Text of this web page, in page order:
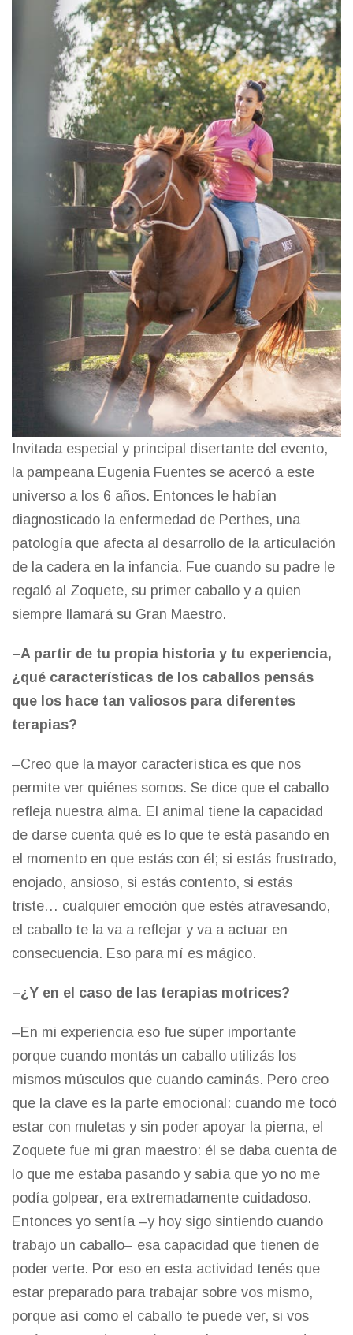
Invitada especial y principal disertante del evento,
la pampeana Eugenia Fuentes se acercó a este
universo a los 6 años. Entonces le habían
diagnosticado la enfermedad de Perthes, una
patología que afecta al desarrollo de la articulación
de la cadera en la infancia. Fue cuando su padre le
regaló al Zoquete, su primer caballo y a quien
siempre llamará su Gran Maestro.
–A partir de tu propia historia y tu experiencia,
¿qué características de los caballos pensás
que los hace tan valiosos para diferentes
terapias?
–Creo que la mayor característica es que nos
permite ver quiénes somos. Se dice que el caballo
refleja nuestra alma. El animal tiene la capacidad
de darse cuenta qué es lo que te está pasando en
el momento en que estás con él; si estás frustrado,
enojado, ansioso, si estás contento, si estás
triste… cualquier emoción que estés atravesando,
el caballo te la va a reflejar y va a actuar en
consecuencia. Eso para mí es mágico.
–¿Y en el caso de las terapias motrices?
–En mi experiencia eso fue súper importante
porque cuando montás un caballo utilizás los
mismos músculos que cuando caminás. Pero creo
que la clave es la parte emocional: cuando me tocó
estar con muletas y sin poder apoyar la pierna, el
Zoquete fue mi gran maestro: él se daba cuenta de
lo que me estaba pasando y sabía que yo no me
podía golpear, era extremadamente cuidadoso.
Entonces yo sentía –y hoy sigo sintiendo cuando
trabajo un caballo– esa capacidad que tienen de
poder verte. Por eso en esta actividad tenés que
estar preparado para trabajar sobre vos mismo,
porque así como el caballo te puede ver, si vos